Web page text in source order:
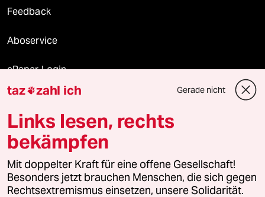
Feedback
Aboservice
ePaper Login
Downloads für Abonnierende
© 2026 taz Verlags und Vertriebs GmbH
Alle Rechte vorbehalten. Bei rechtlichen Fragen oder für Genehmigungen
wenden Sie sich bitte an
lizenzen@taz.de
taz zahl ich Gerade nicht
Links lesen, rechts
bekämpfen
Mit doppelter Kraft für eine offene Gesellschaft!
Besonders jetzt brauchen Menschen, die sich gegen
Rechtsextremismus einsetzen, unsere Solidarität.